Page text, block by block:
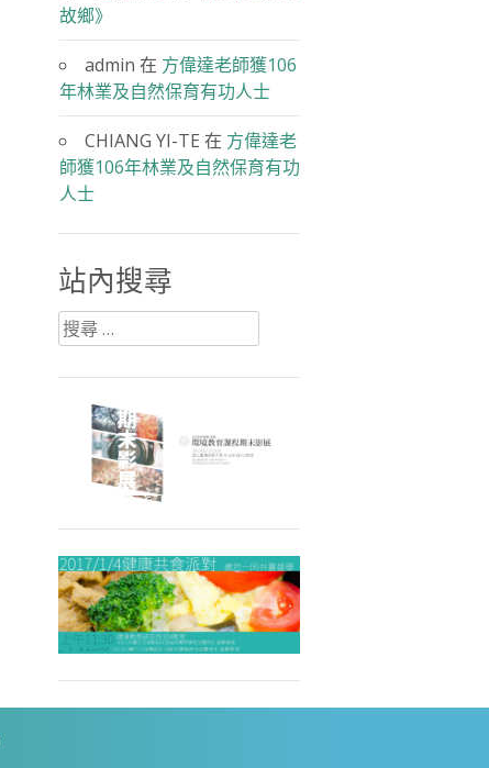
故鄉》
admin 在 方偉達老師獲106
年林業及自然保育有功人士
CHIANG YI-TE 在 方偉達老
師獲106年林業及自然保育有功
人士
站內搜尋
搜
尋：